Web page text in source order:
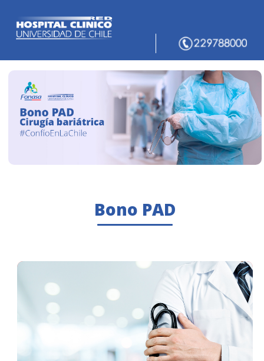
Bono PAD